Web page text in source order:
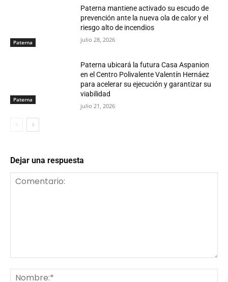
Paterna
Paterna mantiene activado su escudo de
prevención ante la nueva ola de calor y el
riesgo alto de incendios
julio 28, 2026
Paterna
Paterna ubicará la futura Casa Aspanion
en el Centro Polivalente Valentín Hernáez
para acelerar su ejecución y garantizar su
viabilidad
julio 21, 2026
Dejar una respuesta